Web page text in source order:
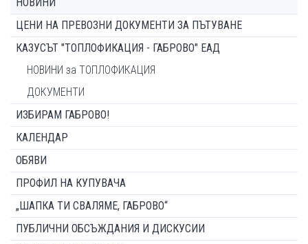
НОВИНИ
ЦЕНИ НА ПРЕВОЗНИ ДОКУМЕНТИ ЗА ПЪТУВАНЕ
КАЗУСЪТ "ТОПЛОФИКАЦИЯ - ГАБРОВО" ЕАД
НОВИНИ за ТОПЛОФИКАЦИЯ
ДОКУМЕНТИ
ИЗБИРАМ ГАБРОВО!
КАЛЕНДАР
ОБЯВИ
ПРОФИЛ НА КУПУВАЧА
„ШАПКА ТИ СВАЛЯМЕ, ГАБРОВО“
ПУБЛИЧНИ ОБСЪЖДАНИЯ И ДИСКУСИИ